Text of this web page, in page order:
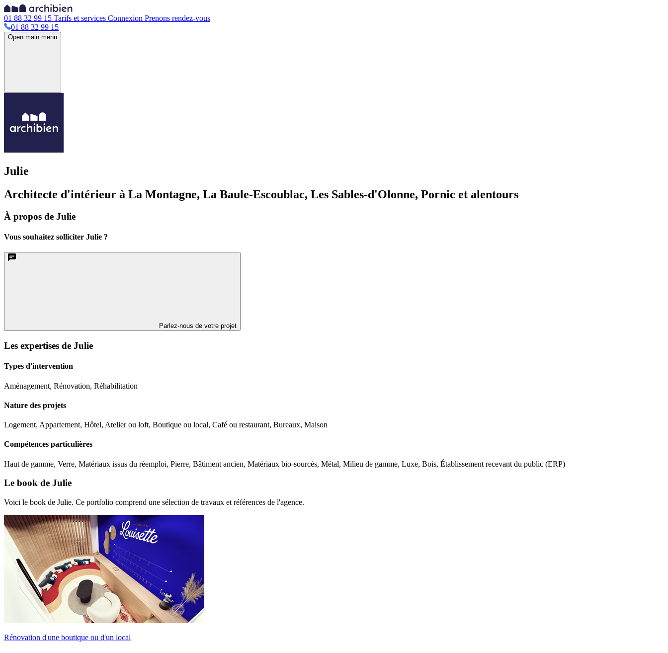
01 88 32 99 15 Tarifs et services Connexion Prenons rendez-vous
01 88 32 99 15
Open main menu
Julie
Architecte d'intérieur à La Montagne, La Baule-Escoublac, Les Sables-d'Olonne, Pornic et alentours
À propos de Julie
Vous souhaitez solliciter Julie ?
Parlez-nous de votre projet
Les expertises de Julie
Types d'intervention
Aménagement, Rénovation, Réhabilitation
Nature des projets
Logement, Appartement, Hôtel, Atelier ou loft, Boutique ou local, Café ou restaurant, Bureaux, Maison
Compétences particulières
Haut de gamme, Verre, Matériaux issus du réemploi, Pierre, Bâtiment ancien, Matériaux bio-sourcés, Métal, Milieu de gamme, Luxe, Bois, Établissement recevant du public (ERP)
Le book de Julie
Voici le book de Julie. Ce portfolio comprend une sélection de travaux et références de l'agence.
Rénovation d'une boutique ou d'un local